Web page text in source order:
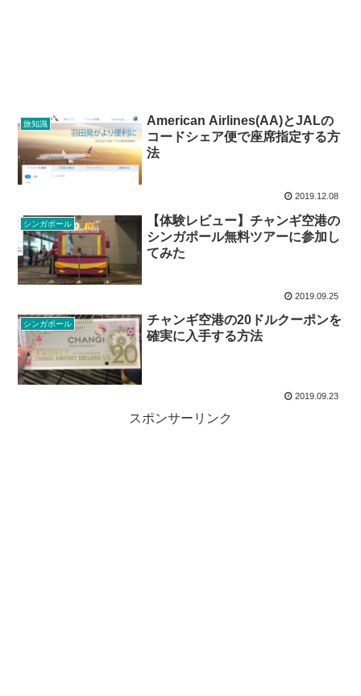
旅知識
American Airlines(AA)とJALの
コードシェア便で座席指定する方
法
2019.12.08
シンガポール
【体験レビュー】チャンギ空港の
シンガポール無料ツアーに参加し
てみた
2019.09.25
シンガポール
チャンギ空港の20ドルクーポンを
確実に入手する方法
2019.09.23
スポンサーリンク